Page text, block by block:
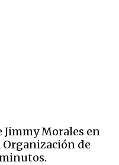
Morales en
Organización de